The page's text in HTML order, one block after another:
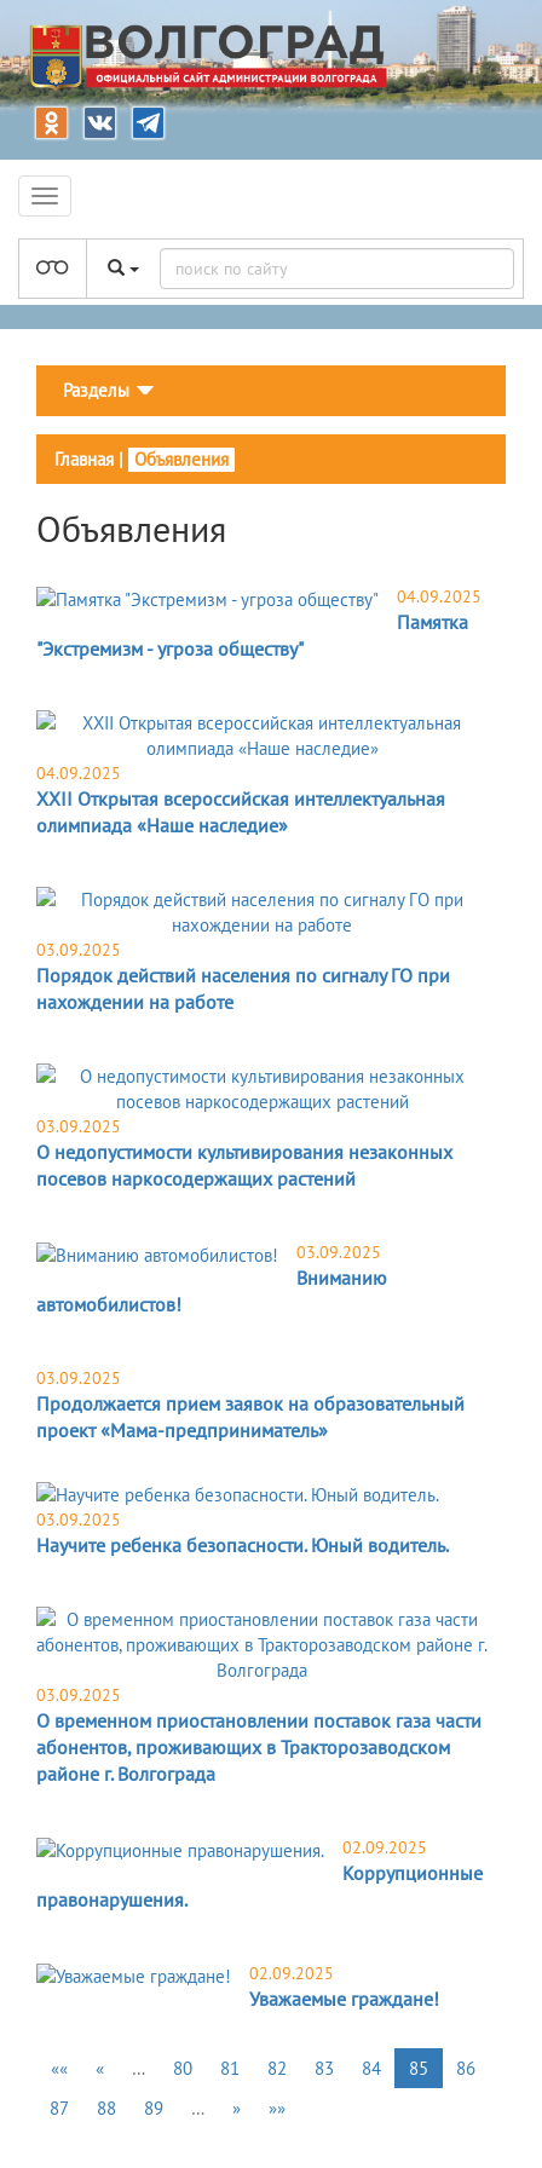
Разделы
Главная | Объявления
Объявления
04.09.2025
Памятка
"Экстремизм - угроза обществу"
04.09.2025
XXII Открытая всероссийская интеллектуальная
олимпиада «Наше наследие»
03.09.2025
Порядок действий населения по сигналу ГО при
нахождении на работе
03.09.2025
О недопустимости культивирования незаконных
посевов наркосодержащих растений
03.09.2025
Вниманию
автомобилистов!
03.09.2025
Продолжается прием заявок на образовательный
проект «Мама-предприниматель»
03.09.2025
Научите ребенка безопасности. Юный водитель.
03.09.2025
О временном приостановлении поставок газа части
абонентов, проживающих в Тракторозаводском
районе г. Волгограда
02.09.2025
Коррупционные
правонарушения.
02.09.2025
Уважаемые граждане!
«« « … 80 81 82 83 84 85
86
87
88 89 … » »»